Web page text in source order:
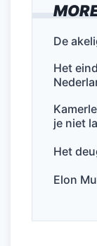
De
Het
je niet
Het
Elon
e
b
o
o
k